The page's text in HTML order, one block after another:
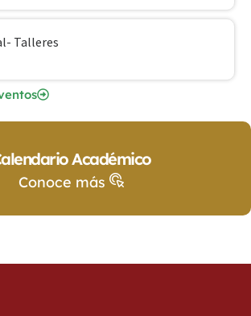
Talleres
Académico
Conoce más